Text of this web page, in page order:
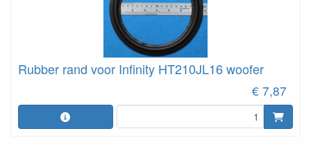
Rubber rand voor Infinity HT210JL16 woofer
€ 7,87